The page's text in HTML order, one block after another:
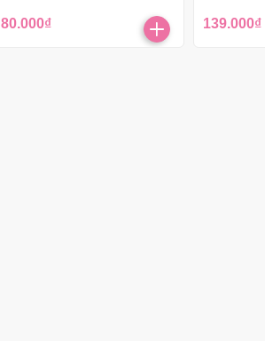
80.000₫ 139.000₫